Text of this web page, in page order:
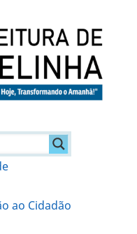
ao Cidadão